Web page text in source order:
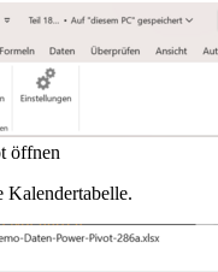
öffnen
Kalendertabelle.